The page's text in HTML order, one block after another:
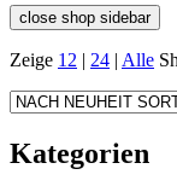
close shop sidebar
Zeige 12 | 24 | Alle
Kategorien